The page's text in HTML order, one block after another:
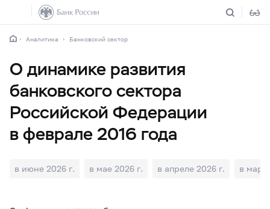
Аналитика Банковский сектор
О динамике развития
банковского сектора
Российской Федерации
в феврале 2016 года
в июне 2026 г. в мае 2026 г. в апреле 2026 г. в